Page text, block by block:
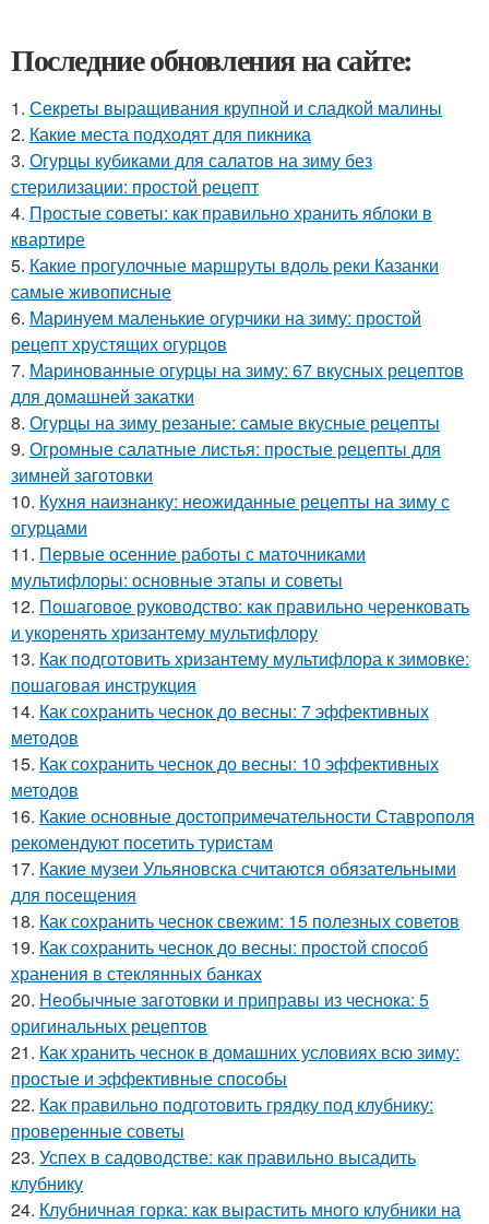
Последние обновления на сайте:
1. Секреты выращивания крупной и сладкой малины
2. Какие места подходят для пикника
3. Огурцы кубиками для салатов на зиму без
стерилизации: простой рецепт
4. Простые советы: как правильно хранить яблоки в
квартире
5. Какие прогулочные маршруты вдоль реки Казанки
самые живописные
6. Маринуем маленькие огурчики на зиму: простой
рецепт хрустящих огурцов
7. Маринованные огурцы на зиму: 67 вкусных рецептов
для домашней закатки
8. Огурцы на зиму резаные: самые вкусные рецепты
9. Огромные салатные листья: простые рецепты для
зимней заготовки
10. Кухня наизнанку: неожиданные рецепты на зиму с
огурцами
11. Первые осенние работы с маточниками
мультифлоры: основные этапы и советы
12. Пошаговое руководство: как правильно черенковать
и укоренять хризантему мультифлору
13. Как подготовить хризантему мультифлора к зимовке:
пошаговая инструкция
14. Как сохранить чеснок до весны: 7 эффективных
методов
15. Как сохранить чеснок до весны: 10 эффективных
методов
16. Какие основные достопримечательности Ставрополя
рекомендуют посетить туристам
17. Какие музеи Ульяновска считаются обязательными
для посещения
18. Как сохранить чеснок свежим: 15 полезных советов
19. Как сохранить чеснок до весны: простой способ
хранения в стеклянных банках
20. Необычные заготовки и приправы из чеснока: 5
оригинальных рецептов
21. Как хранить чеснок в домашних условиях всю зиму:
простые и эффективные способы
22. Как правильно подготовить грядку под клубнику:
проверенные советы
23. Успех в садоводстве: как правильно высадить
клубнику
24. Клубничная горка: как вырастить много клубники на